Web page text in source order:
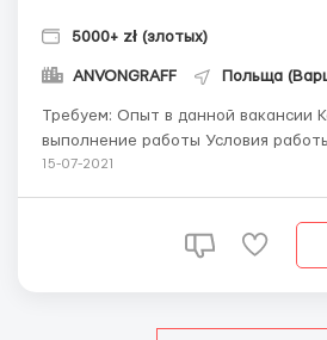
5000+ zł (злотых)
ANVONGRAFF Польща
Требуем: Опыт в данной вакансии Качественное
выполнение работы Условия работы: Мы предоставляем
официальное оформление в первые
смены По всем вопросам звонить
15-07-2021